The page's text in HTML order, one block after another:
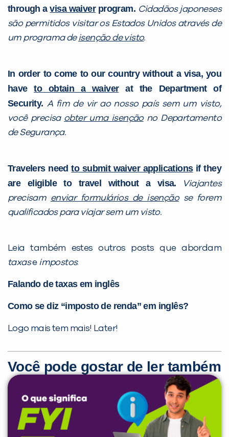
through avisa waiverprogram. Cidadãos japoneses
são permitidos visitar os Estados Unidos através de
um programa deisenção de visto.
In order to come to our country without a visa, you
haveto obtain a waiverat the Department of
Security. A fim de vir ao nosso país sem um visto,
você precisa obter uma isençãono Departamento
de Segurança.
Travelers needto submit waiver applicationsif they
are eligible to travel without a visa.
Viajantes
precisam enviar formulários de isençãose forem
qualificados para viajar sem um visto.
Leia também estes outros posts que abordam
taxaseimpostos:
Falando de taxas em inglês
Como se diz “imposto de renda” em inglês?
Logo mais tem mais! Later!
Você pode gostar de ler também